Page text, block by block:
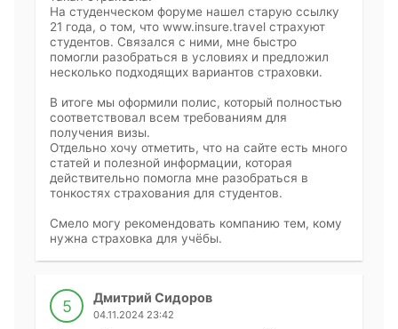
На студенческом форуме нашел старую ссылку
21 года, о том, что www.insure.travel страхуют
студентов. Связался с ними, мне быстро
помогли разобраться в условиях и предложил
несколько подходящих вариантов страховки.
В итоге мы оформили полис, который полностью
соответствовал всем требованиям для
получения визы.
Отдельно хочу отметить, что на сайте есть много
статей и полезной информации, которая
действительно помогла мне разобраться в
тонкостях страхования для студентов.
Смело могу рекомендовать компанию тем, кому
нужна страховка для учёбы.
5 Дмитрий Сидоров
04.11.2024 23:42